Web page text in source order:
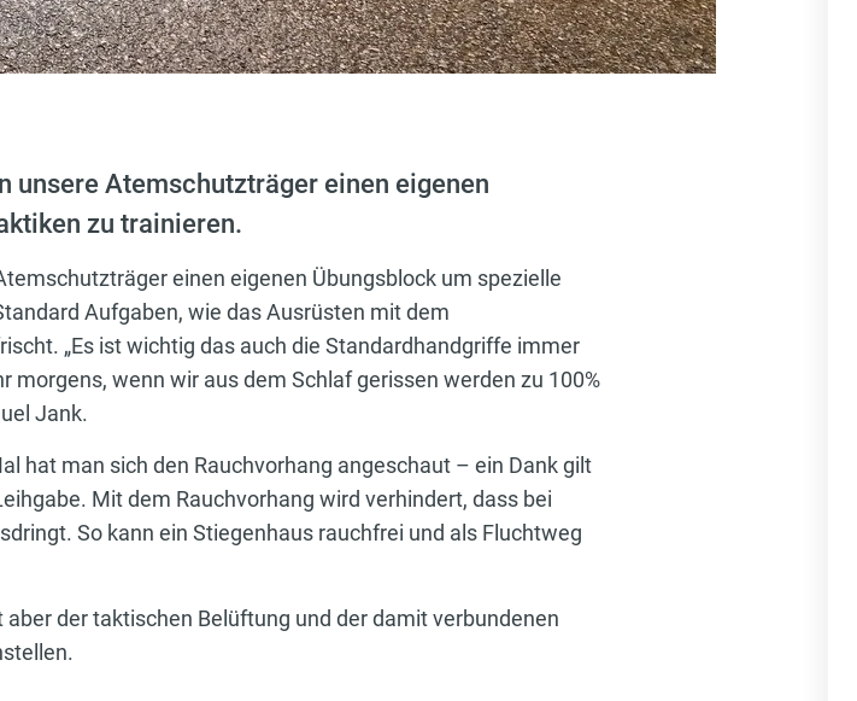
unsere Atemschutzträger einen eigenen
zu trainieren.
einen eigenen Übungsblock um spezielle
Aufgaben, wie das Ausrüsten mit dem
„Es ist wichtig das auch die Standardhandgriffe immer
morgens, wenn wir aus dem Schlaf gerissen werden zu 100%
Jank.
hat man sich den Rauchvorhang angeschaut – ein Dank gilt
Mit dem Rauchvorhang wird verhindert, dass bei
So kann ein Stiegenhaus rauchfrei und als Fluchtweg
der taktischen Belüftung und der damit verbundenen